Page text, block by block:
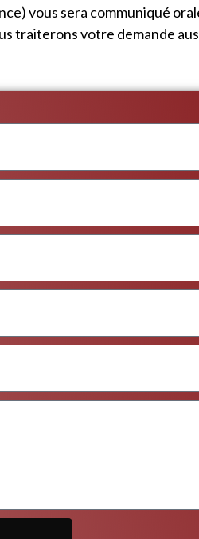
vous sera communiqué
traiterons votre demande